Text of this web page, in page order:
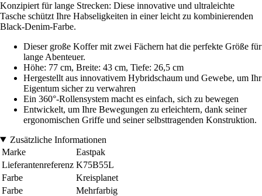
Konzipiert für lange Strecken: Diese innovative und ultraleichte
Tasche schützt Ihre Habseligkeiten in einer leicht zu kombinierenden
Black-Denim-Farbe.
Dieser große Koffer mit zwei Fächern hat die perfekte Größe für
lange Abenteuer.
Höhe: 77 cm, Breite: 43 cm, Tiefe: 26,5 cm
Hergestellt aus innovativem Hybridschaum und Gewebe, um Ihr
Eigentum sicher zu verwahren
Ein 360°-Rollensystem macht es einfach, sich zu bewegen
Entwickelt, um Ihre Bewegungen zu erleichtern, dank seiner
ergonomischen Griffe und seiner selbsttragenden Konstruktion.
Zusätzliche Informationen
Marke
Eastpak
Lieferantenreferenz K75B55L
Farbe
Kreisplanet
Farbe
Mehrfarbig